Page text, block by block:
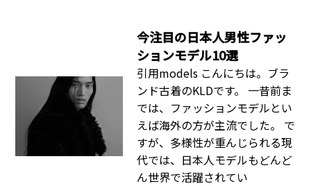
今注目の日本人男性ファッ
ションモデル10選
引用models こんにちは。ブラ
ンド古着のKLDです。 一昔前ま
では、ファッションモデルとい
えば海外の方が主流でした。 で
すが、多様性が重んじられる現
代では、日本人モデルもどんど
ん世界で活躍されてい